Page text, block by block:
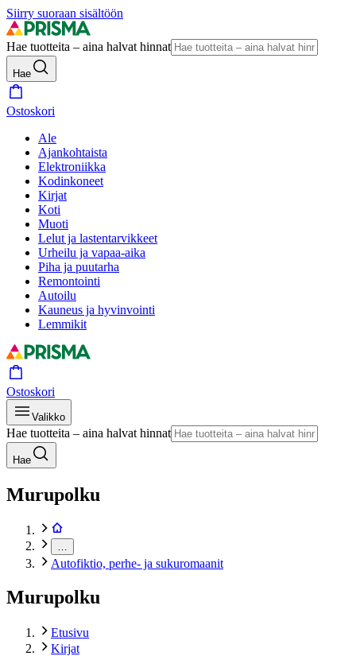
Siirry suoraan sisältöön
Hae tuotteita – aina halvat hinnat
Hae
Ostoskori
Ale
Ajankohtaista
Elektroniikka
Kodinkoneet
Kirjat
Koti
Muoti
Lelut ja lastentarvikkeet
Urheilu ja vapaa-aika
Piha ja puutarha
Remontointi
Autoilu
Kauneus ja hyvinvointi
Lemmikit
Ostoskori
Valikko
Hae tuotteita – aina halvat hinnat
Hae
Murupolku
Autofiktio, perhe- ja sukuromaanit
Murupolku
Etusivu
Kirjat